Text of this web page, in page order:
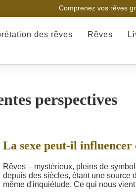
Comprenez vos rêves
des rêves Rêves
perspectives
La sexe peut-il influencer
Rêves – mystérieux, pleins de
depuis des siècles, étant une source
même d'inquiétude. Ce qui nous vient